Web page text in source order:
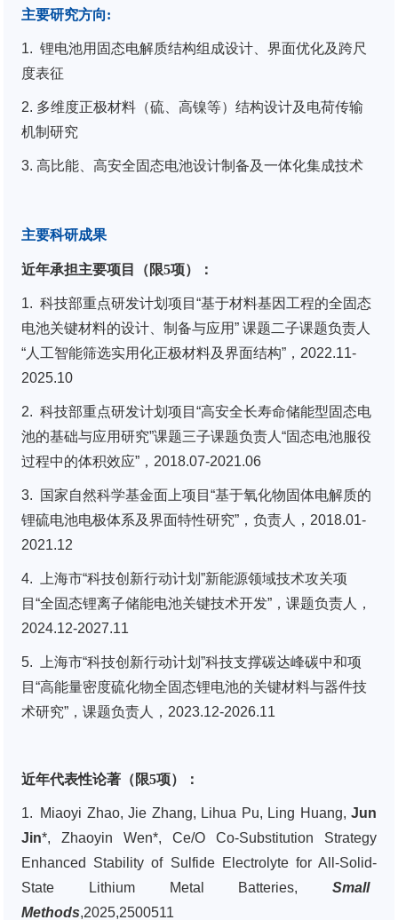
主要研究方向:
1. 锂电池用固态电解质结构组成设计、界面优化及跨尺
度表征
2. 多维度正极材料（硫、高镍等）结构设计及电荷传输
机制研究
3. 高比能、高安全固态电池设计制备及一体化集成技术
主要科研成果
近年承担主要项目（限5项）：
1. 科技部重点研发计划项目“基于材料基因工程的全固态
电池关键材料的设计、制备与应用” 课题二子课题负责人
“人工智能筛选实用化正极材料及界面结构”，2022.11-
2025.10
2. 科技部重点研发计划项目“高安全长寿命储能型固态电
池的基础与应用研究”课题三子课题负责人“固态电池服役
过程中的体积效应”，2018.07-2021.06
3. 国家自然科学基金面上项目“基于氧化物固体电解质的
锂硫电池电极体系及界面特性研究”，负责人，2018.01-
2021.12
4. 上海市“科技创新行动计划”新能源领域技术攻关项
目“全固态锂离子储能电池关键技术开发”，课题负责人，
2024.12-2027.11
5. 上海市“科技创新行动计划”科技支撑碳达峰碳中和项
目“高能量密度硫化物全固态锂电池的关键材料与器件技
术研究”，课题负责人，2023.12-2026.11
近年代表性论著（限5项）：
1. Miaoyi Zhao, Jie Zhang, Lihua Pu, Ling Huang, Jun
Jin*, Zhaoyin Wen*, Ce/O Co-Substitution Strategy
Enhanced Stability of Sulfide Electrolyte for All-Solid-
State Lithium Metal Batteries, Small
Methods,2025,2500511